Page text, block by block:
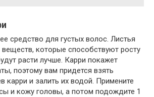
средство для густых волос. Листья
которые способствуют росту
расти лучше. Карри покажет
поэтому вам придется взять
карри и залить их водой. Примените
и кожу головы, а потом подождите 1